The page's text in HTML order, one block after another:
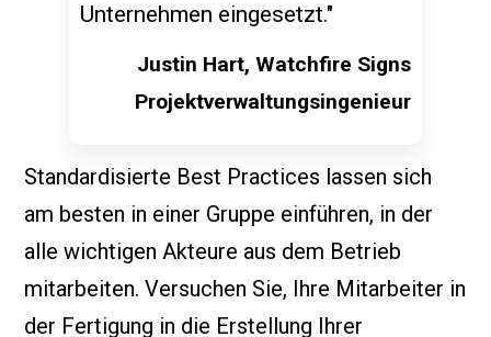
Unternehmen eingesetzt."
Justin Hart, Watchfire Signs
Projektverwaltungsingenieur
Standardisierte Best Practices lassen sich
am besten in einer Gruppe einführen, in der
alle wichtigen Akteure aus dem Betrieb
mitarbeiten. Versuchen Sie, Ihre Mitarbeiter in
der Fertigung in die Erstellung Ihrer